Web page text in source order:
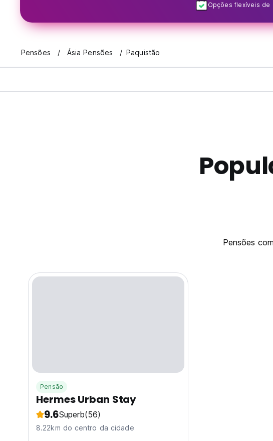
Opções flexíveis de
Pensões Ásia Pensões Paquistão
pensões
Pensão
Hermes Urban Stay
9.6Superb(56)
8.22km do centro da cidade